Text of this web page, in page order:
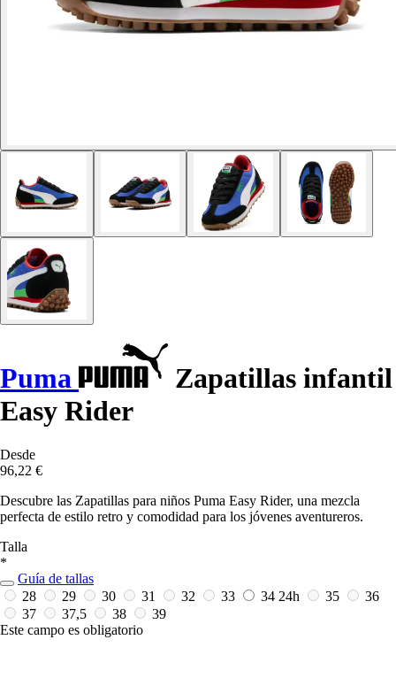
Puma
Zapatillas infantil
Easy Rider
Desde
96,22 €
Descubre las Zapatillas para niños Puma Easy Rider, una mezcla
perfecta de estilo retro y comodidad para los jóvenes aventureros.
Talla
*
Guía de tallas
28
29 30 31 32 33 34 24h 35
36
37
37,5 38
39
Este campo es obligatorio